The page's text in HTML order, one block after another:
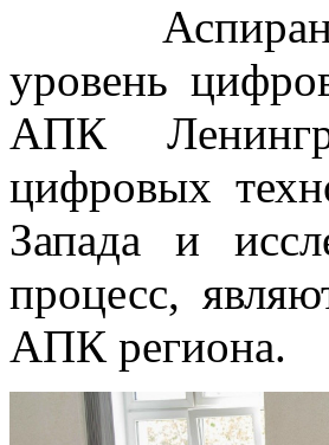
Аспирант
уровень
АПК
цифровых
Запада и
процесс,
АПК региона.